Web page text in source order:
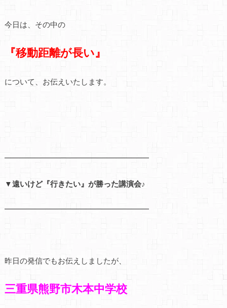
今日は、その中の
『移動距離が長い』
について、お伝えいたします。
━━━━━━━━━━━━━━━━━━━
▼遠いけど『行きたい』が勝った講演会♪
━━━━━━━━━━━━━━━━━━━
昨日の発信でもお伝えしましたが、
三重県熊野市木本中学校